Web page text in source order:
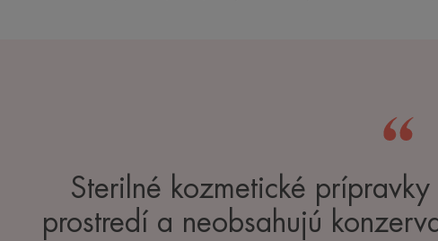
Sterilné kozmetické
prostredí a neobsahujú